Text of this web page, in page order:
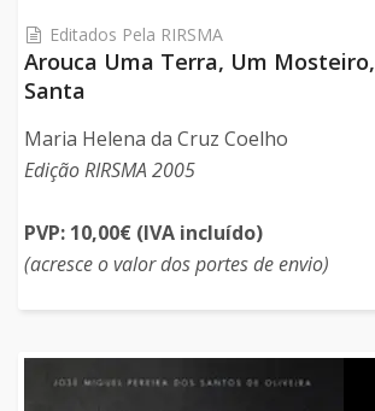
Editados Pela RIRSMA
Arouca Uma Terra, Um
Santa
Maria Helena da Cruz Coelho
Edição RIRSMA 2005
PVP: 10,00€ (IVA incluído)
(acresce o valor dos portes de envio)